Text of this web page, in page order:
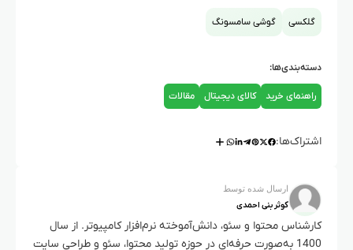
گلکسی گوشی سامسونگ
دسته‌بندی‌ها:
راهنمای خرید کالای دیجیتال مقالات
اشتراک‌ها:
ارسال شده توسط
کوثر بنی احمدی
کارشناس محتوا و سئو، دانش‌آموخته نرم‌افزار کامپیوتر. از سال
1400 به‌صورت حرفه‌ای در حوزه تولید محتوا، سئو و طراحی سایت